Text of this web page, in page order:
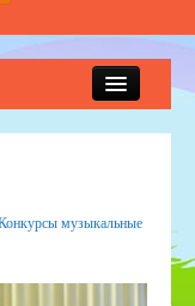
музыкальные